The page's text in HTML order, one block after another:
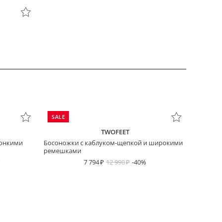
SALE
TWOFEET
Босоножки с каблуком-щепкой и широкими
ремешками
7 794
12 990 -40%